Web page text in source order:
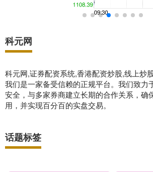
科元网
科元网,证券配资系统,香港配资炒股,线上炒
我们是一家备受信赖的正规平台。我们致力
安全，与多家券商建立长期的合作关系，确
用，并实现百分百的实盘交易。
话题标签